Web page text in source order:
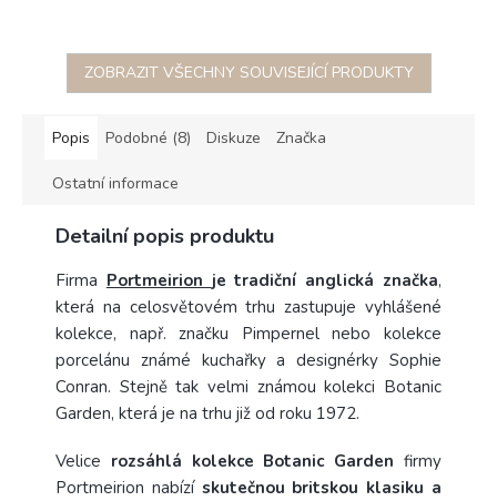
36,5cm, šířka 26,5cm,...
odolná...
ZOBRAZIT VŠECHNY SOUVISEJÍCÍ PRODUKTY
Popis Podobné (8) Diskuze Značka
Ostatní informace
Detailní popis produktu
Firma Portmeirion je tradiční anglická značka,
která na celosvětovém trhu zastupuje vyhlášené
kolekce, např. značku Pimpernel nebo kolekce
porcelánu známé kuchařky a designérky Sophie
Conran. Stejně tak velmi známou kolekci Botanic
Garden, která je na trhu již od roku 1972.
Velice rozsáhlá kolekce Botanic Garden firmy
Portmeirion nabízí skutečnou britskou klasiku a